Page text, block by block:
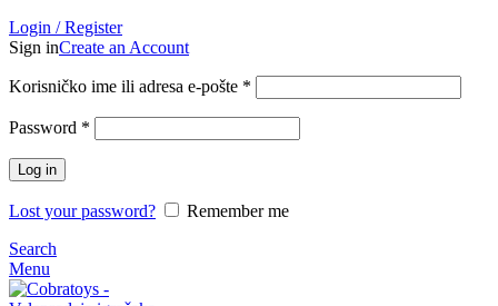
Login / Register
Sign inCreate an Account
Korisničko ime ili adresa e-pošte *
Password *
Log in
Lost your password?
Remember me
Search
Menu